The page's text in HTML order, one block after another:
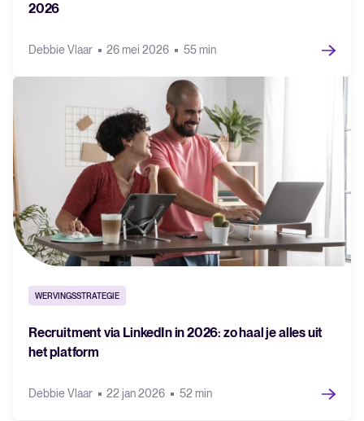
2026
Debbie Vlaar 26 mei 2026 55 min
WERVINGSSTRATEGIE
Recruitment via LinkedIn in 2026: zo haal je alles uit
het platform
Debbie Vlaar 22 jan 2026 52 min